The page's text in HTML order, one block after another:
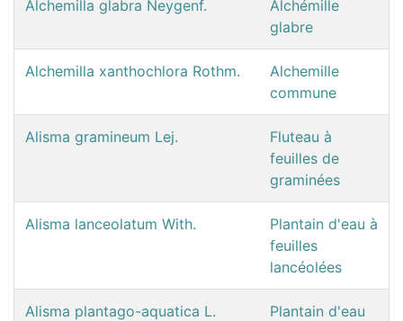
Alchemilla glabra Neygenf.
Alchémille
glabre
Alchemilla xanthochlora Rothm.
Alchemille
commune
Alisma gramineum Lej.
Fluteau à
feuilles de
graminées
Alisma lanceolatum With.
Plantain d'eau à
feuilles
lancéolées
Alisma plantago-aquatica L. Plantain d'eau